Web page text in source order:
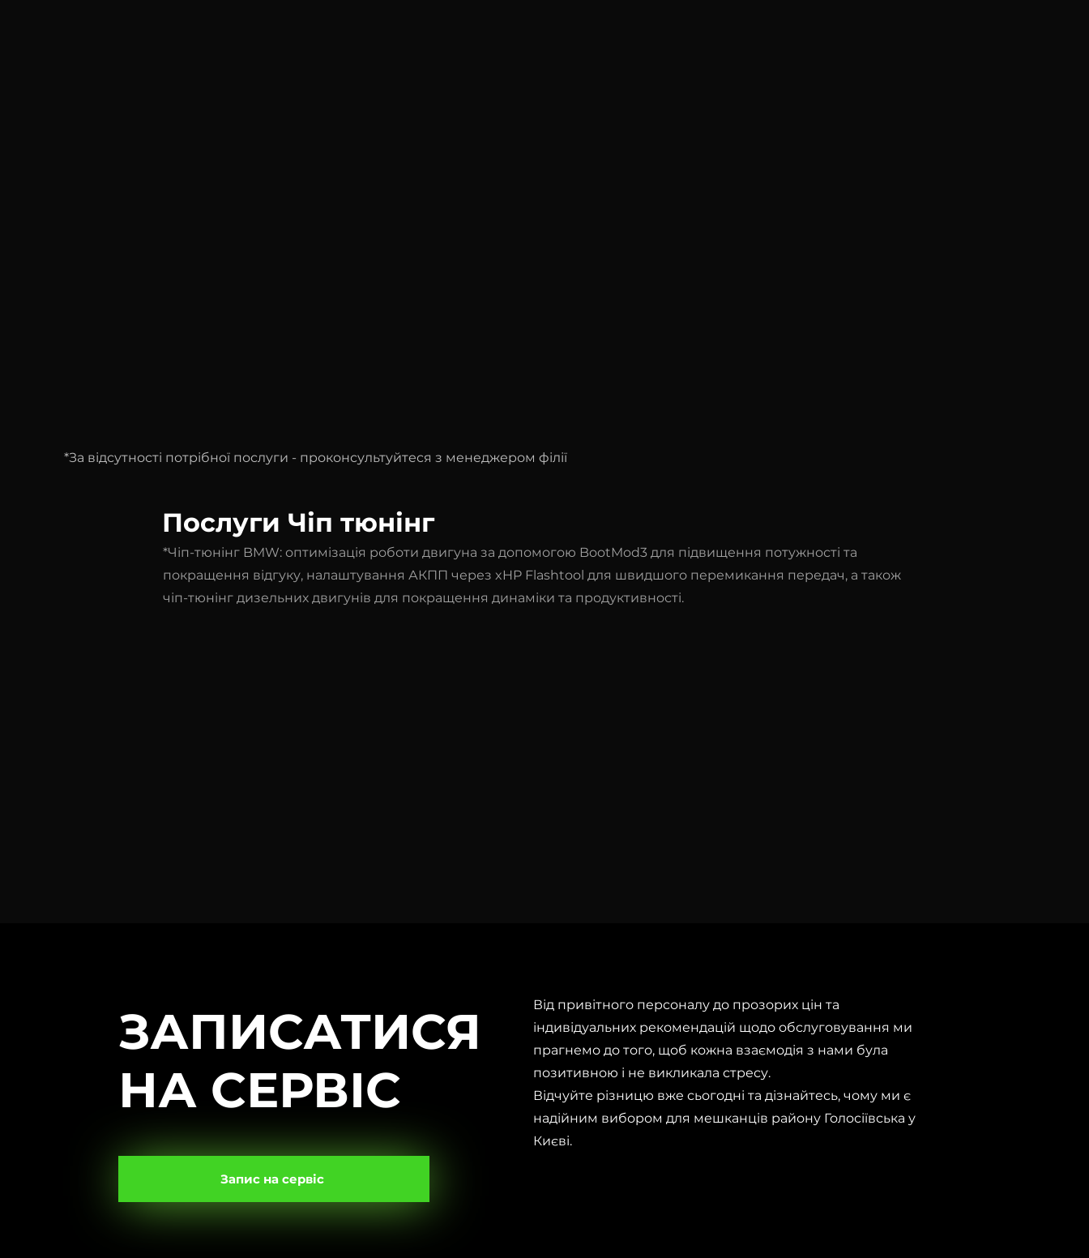
*За відсутності потрібної послуги - проконсультуйтеся з менеджером філії
Послуги Чіп тюнінг
*Чіп-тюнінг BMW: оптимізація роботи двигуна за допомогою BootMod3 для підвищення потужності та
покращення відгуку, налаштування АКПП через xHP Flashtool для швидшого перемикання передач, а також
чіп-тюнінг дизельних двигунів для покращення динаміки та продуктивності.
ЗАПИСАТИСЯ
НА СЕРВІС
Запис на сервіс
Від привітного персоналу до прозорих цін та
індивідуальних рекомендацій щодо обслуговування ми
прагнемо до того, щоб кожна взаємодія з нами була
позитивною і не викликала стресу.
Відчуйте різницю вже сьогодні та дізнайтесь, чому ми є
надійним вибором для мешканців району Голосіївська у
Києві.